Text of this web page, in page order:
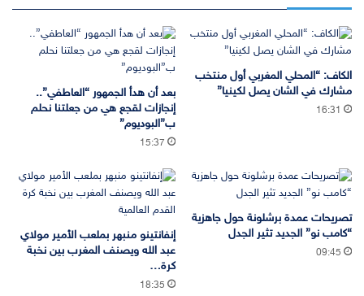
الكاف: “المحلي المغربي أول منتخب
مشارك في الشان يصل لكينيا”
16:31
بعد أن هدأ الجمهور “العاطفي”..
إنجازات لقجع هي من جعلتنا نحلم
ب”البوديوم”
15:37
تصريحات عمدة برشلونة حول جاهزية
“كامب نو” الجديد تثير الجدل
09:45
إنفانتينو منبهر بملعب الأمير مولاي
عبد الله ويصنف المغرب بين نخبة
كرة…
18:35